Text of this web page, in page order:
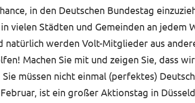
in den Deutschen Bundestag
vielen Städten und Gemeinden an jedem
natürlich werden Volt-Mitglieder aus
Machen Sie mit und zeigen Sie, dass
müssen nicht einmal (perfektes)
Februar, ist ein großer Aktionstag in